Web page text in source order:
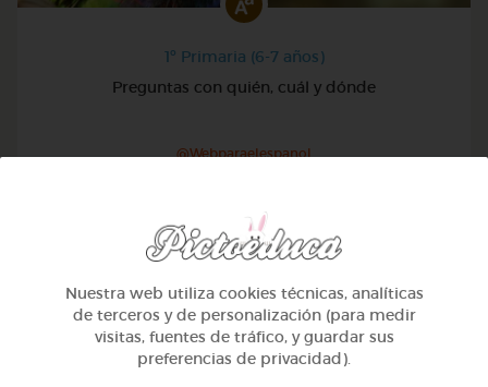
1º Primaria (6-7 años)
Preguntas con quién, cuál y dónde
@Webparaelespanol
Nuestra web utiliza cookies técnicas, analíticas
de terceros y de personalización (para medir
visitas, fuentes de tráfico, y guardar sus
preferencias de privacidad).